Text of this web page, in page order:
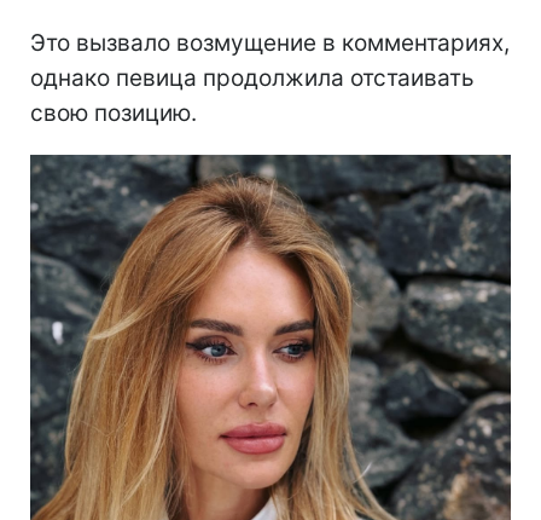
Это вызвало возмущение в комментариях,
однако певица продолжила отстаивать
свою позицию.